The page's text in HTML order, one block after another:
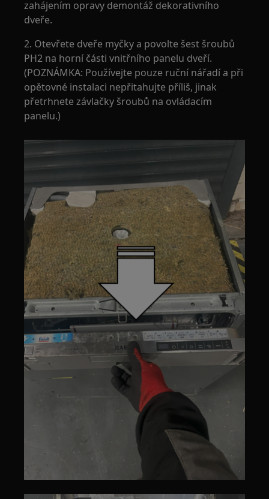
zahájením opravy demontáž dekorativního
dveře.
2. Otevřete dveře myčky a povolte šest šroubů
PH2 na horní části vnitřního panelu dveří.
(POZNÁMKA: Používejte pouze ruční nářadí a při
opětovné instalaci nepřitahujte příliš, jinak
přetrhnete závlačky šroubů na ovládacím
panelu.)